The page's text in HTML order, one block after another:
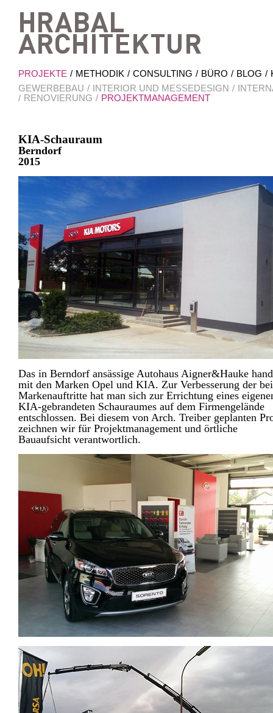
PROJEKTE METHODIK CONSULTING BÜRO BLOG
GEWERBEBAU
INTERIOR UND MESSEDESIGN
RENOVIERUNG
PROJEKTMANAGEMENT
KIA-Schauraum
Berndorf
2015
Das in Berndorf ansässige Autohaus Aigner&Hauke
mit den Marken Opel und KIA. Zur Verbesserung der
Markenauftritte hat man sich zur Errichtung eines
KIA-gebrandeten Schauraumes auf dem Firmengelände
entschlossen. Bei diesem von Arch. Treiber geplanten
zeichnen wir für Projektmanagement und örtliche
Bauaufsicht verantwortlich.